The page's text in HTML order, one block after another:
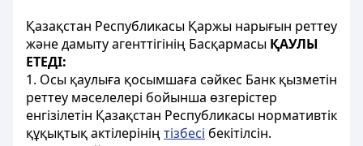
Қазақстан Республикасы Қаржы нарығын реттеу
және дамыту агенттігінің Басқармасы ҚАУЛЫ
ЕТЕДІ:
1. Осы қаулыға қосымшаға сәйкес Банк қызметін
реттеу мәселелері бойынша өзгерістер
енгізілетін Қазақстан Республикасы нормативтік
құқықтық актілерініңтізбесі бекітілсін.